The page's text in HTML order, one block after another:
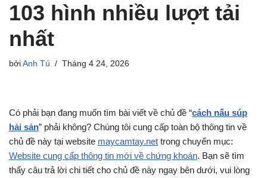
103 hình nhiều lượt tải
nhất
bởi Anh Tú Tháng 4 24, 2026
Có phải bạn đang muốn tìm bài viết về chủ đề “cách nấu súp
hải sản” phải không? Chúng tôi cung cấp toàn bộ thông tin về
chủ đề này tại website maycamtay.net trong chuyển mục:
Website cung cấp thông tin mới về chứng khoán. Bạn sẽ tìm
thấy câu trả lời chi tiết cho chủ đề này ngay bên dưới, vui lòng